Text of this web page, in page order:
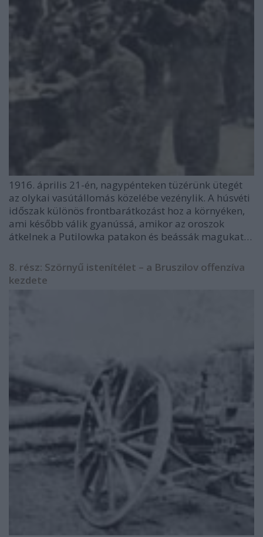
1916. április 21-én, nagypénteken tüzérünk ütegét
az olykai vasútállomás közelébe vezénylik. A húsvéti
időszak különös frontbarátkozást hoz a környéken,
ami később válik gyanússá, amikor az oroszok
átkelnek a Putilowka patakon és beássák magukat…
8. rész: Szörnyű istenítélet – a Bruszilov offenzíva
kezdete